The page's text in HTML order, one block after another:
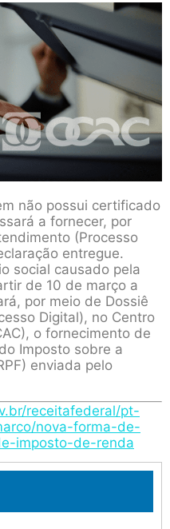
não possui certificado
a fornecer, por
(Processo
entregue.
social causado pela
de 10 de março a
por meio de Dossiê
Digital), no Centro
o fornecimento de
Imposto sobre a
enviada pelo
receitafederal/pt-
nova-forma-de-
imposto-de-renda